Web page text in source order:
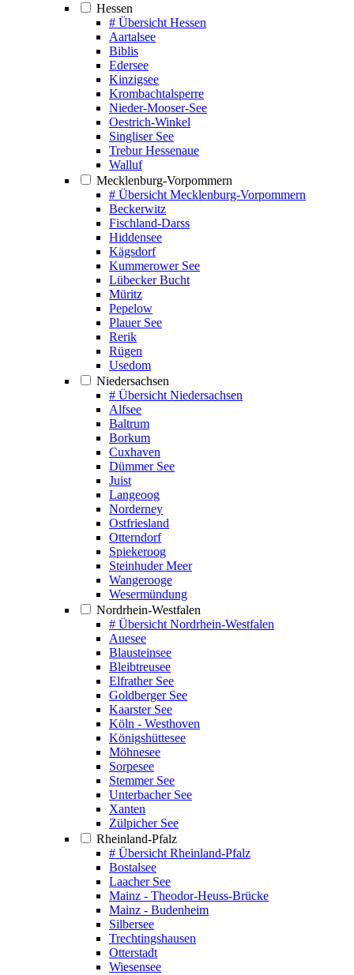
Hessen
# Übersicht Hessen
Aartalsee
Biblis
Edersee
Kinzigsee
Krombachtalsperre
Nieder-Mooser-See
Oestrich-Winkel
Singliser See
Trebur Hessenaue
Walluf
Mecklenburg-Vorpommern
# Übersicht Mecklenburg-Vorpommern
Beckerwitz
Fischland-Darss
Hiddensee
Kägsdorf
Kummerower See
Lübecker Bucht
Müritz
Pepelow
Plauer See
Rerik
Rügen
Usedom
Niedersachsen
# Übersicht Niedersachsen
Alfsee
Baltrum
Borkum
Cuxhaven
Dümmer See
Juist
Langeoog
Norderney
Ostfriesland
Otterndorf
Spiekeroog
Steinhuder Meer
Wangerooge
Wesermündung
Nordrhein-Westfalen
# Übersicht Nordrhein-Westfalen
Auesee
Blausteinsee
Bleibtreusee
Elfrather See
Goldberger See
Kaarster See
Köln - Westhoven
Königshüttesee
Möhnesee
Sorpesee
Stemmer See
Unterbacher See
Xanten
Zülpicher See
Rheinland-Pfalz
# Übersicht Rheinland-Pfalz
Bostalsee
Laacher See
Mainz - Theodor-Heuss-Brücke
Mainz - Budenheim
Silbersee
Trechtingshausen
Otterstadt
Wiesensee